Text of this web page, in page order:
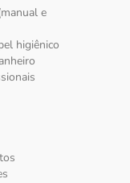
e
higiênico